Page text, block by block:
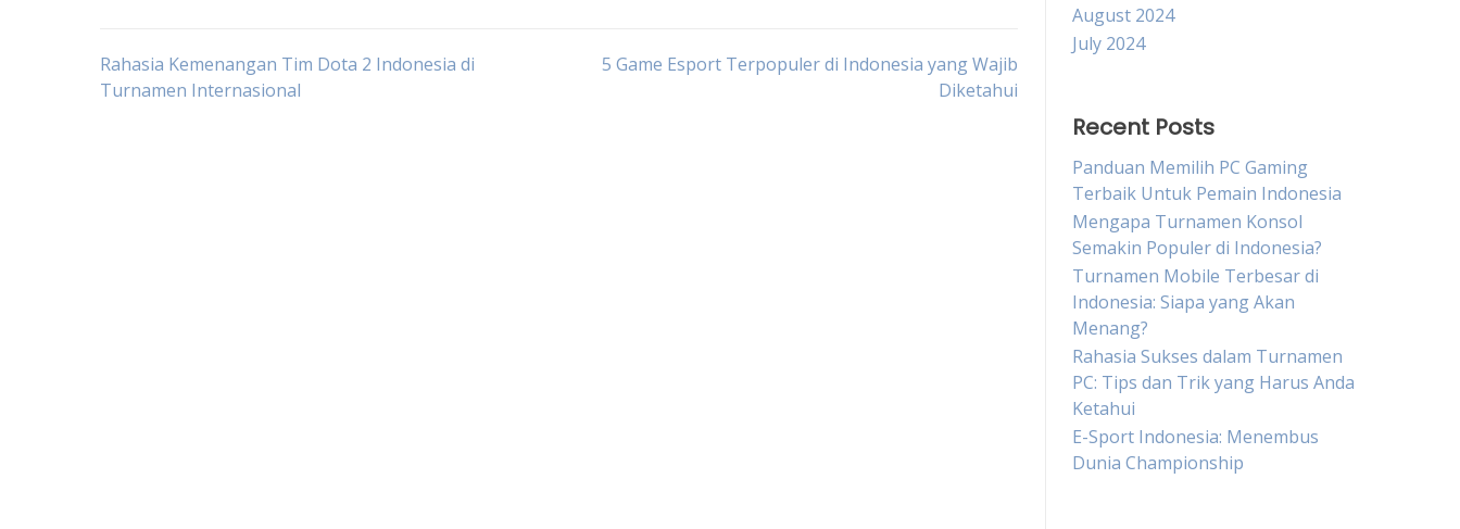
Post
Rahasia Kemenangan Tim Dota 2 Indonesia di
Turnamen Internasional
5 Game Esport Terpopuler di Indonesia yang Wajib
Diketahui
August 2024
July 2024
Recent Posts
Panduan Memilih PC Gaming
Terbaik Untuk Pemain Indonesia
Mengapa Turnamen Konsol
Semakin Populer di Indonesia?
Turnamen Mobile Terbesar di
Indonesia: Siapa yang Akan
Menang?
Rahasia Sukses dalam Turnamen
PC: Tips dan Trik yang Harus Anda
Ketahui
E-Sport Indonesia: Menembus
Dunia Championship